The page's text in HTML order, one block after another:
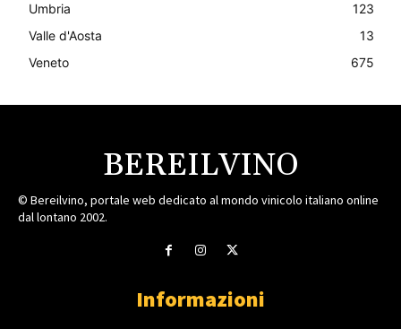
Umbria
123
Valle d'Aosta
13
Veneto
675
BEREILVINO
© Bereilvino, portale web dedicato al mondo vinicolo italiano online
dal lontano 2002.
Informazioni